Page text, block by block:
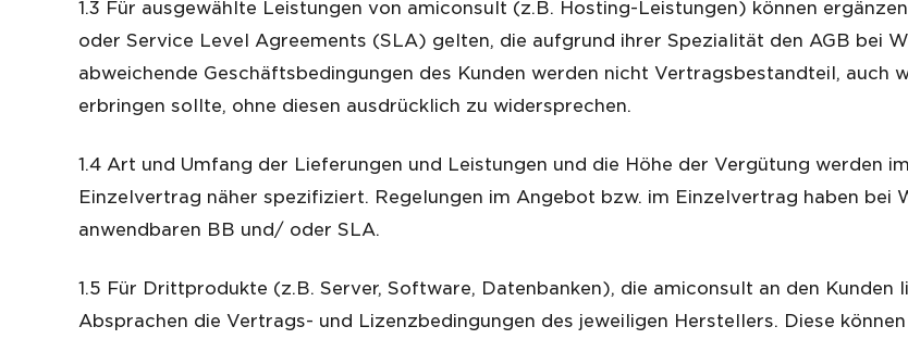
1.3 Für ausgewählte Leistungen von amiconsult (z.B. Hosting-Leistungen) können
oder Service Level Agreements (SLA) gelten, die aufgrund ihrer Spezialität den AGB bei
abweichende Geschäftsbedingungen des Kunden werden nicht Vertragsbestandteil, auch
erbringen sollte, ohne diesen ausdrücklich zu widersprechen.
1.4 Art und Umfang der Lieferungen und Leistungen und die Höhe der Vergütung werden
Einzelvertrag näher spezifiziert. Regelungen im Angebot bzw. im Einzelvertrag haben bei
anwendbaren BB und/ oder SLA.
1.5 Für Drittprodukte (z.B. Server, Software, Datenbanken), die amiconsult an den
Absprachen die Vertrags- und Lizenzbedingungen des jeweiligen Herstellers. Diese